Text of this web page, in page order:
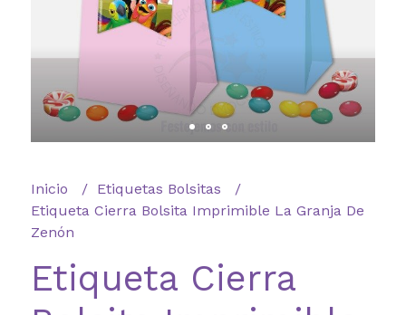
Inicio
Etiquetas Bolsitas
Etiqueta Cierra Bolsita Imprimible La Granja De
Zenón
Etiqueta Cierra